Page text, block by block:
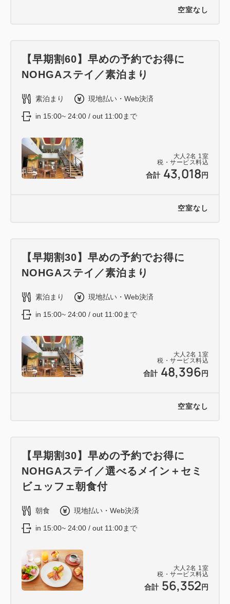
空室なし
大人 2名 1室
税・サービス料込
合計 43,018 円
【早期割60】早めの予約でお得に
NOHGAステイ／素泊まり
素泊まり 現地払い・Web決済
in 15:00~ 24:00 / out 11:00まで
空室なし
大人 2名 1室
税・サービス料込
合計 48,396 円
【早期割30】早めの予約でお得に
NOHGAステイ／素泊まり
素泊まり 現地払い・Web決済
in 15:00~ 24:00 / out 11:00まで
空室なし
大人 2名 1室
税・サービス料込
合計 56,352 円
【早期割30】早めの予約でお得に
NOHGAステイ／選べるメイン＋セミ
ビュッフェ朝食付
朝食 現地払い・Web決済
in 15:00~ 24:00 / out 11:00まで